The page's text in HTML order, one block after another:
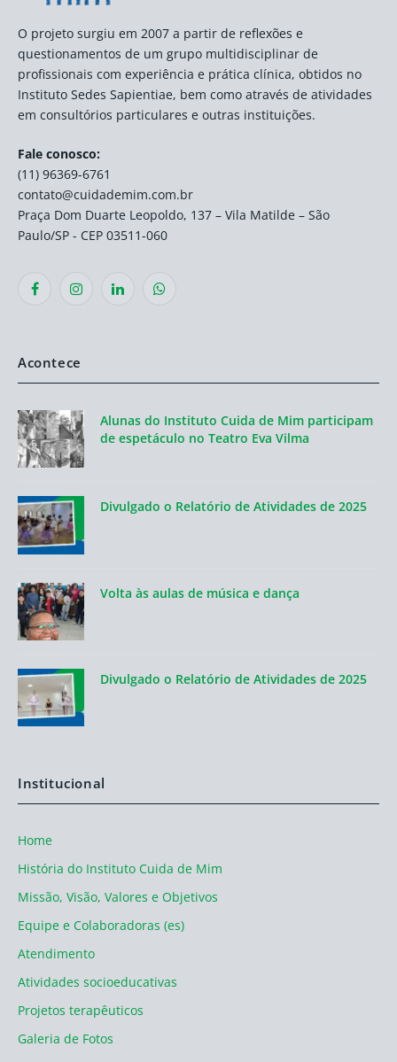
O projeto surgiu em 2007 a partir de reflexões e
questionamentos de um grupo multidisciplinar de
profissionais com experiência e prática clínica, obtidos no
Instituto Sedes Sapientiae, bem como através de atividades
em consultórios particulares e outras instituições.
Fale conosco:
(11) 96369-6761
contato@cuidademim.com.br
Praça Dom Duarte Leopoldo, 137 – Vila Matilde – São
Paulo/SP - CEP 03511-060
FacebookInstagramLinkedInWhatsApp
Acontece
Alunas do Instituto Cuida de Mim participam
de espetáculo no Teatro Eva Vilma
Divulgado o Relatório de Atividades de 2025
Volta às aulas de música e dança
Divulgado o Relatório de Atividades de 2025
Institucional
Home
História do Instituto Cuida de Mim
Missão, Visão, Valores e Objetivos
Equipe e Colaboradoras (es)
Atendimento
Atividades socioeducativas
Projetos terapêuticos
Galeria de Fotos